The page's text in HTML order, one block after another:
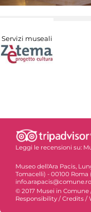
Servizi museali
Leggi le recensioni su:
Museo dell'Ara Pacis,
Tomacelli) - 00100 Roma
© 2017 Musei in Comune
Responsibility / Credits /